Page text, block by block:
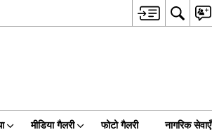
मीडिया गैलरी फोटो गैलरी नागरिक सेवाएँ